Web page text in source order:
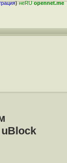
)неRUopennet.me